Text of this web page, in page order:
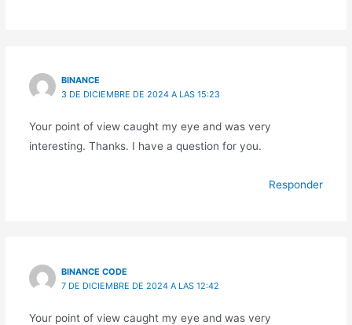
BINANCE
3 DE DICIEMBRE DE 2024 A LAS 15:23
Your point of view caught my eye and was very
interesting. Thanks. I have a question for you.
Responder
BINANCE CODE
7 DE DICIEMBRE DE 2024 A LAS 12:42
Your point of view caught my eye and was very